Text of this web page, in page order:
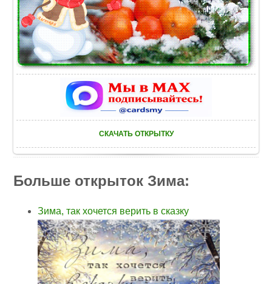
СКАЧАТЬ ОТКРЫТКУ
Больше открыток Зима:
Зима, так хочется верить в сказку